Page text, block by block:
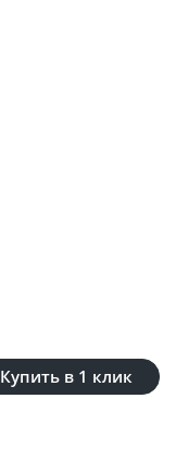
Купить в 1 клик